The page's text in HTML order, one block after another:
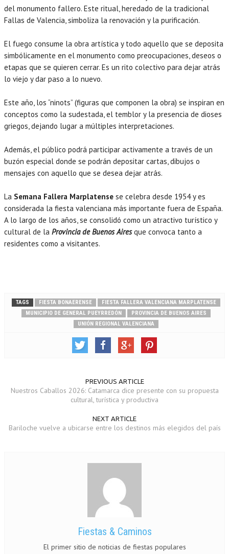
del monumento fallero. Este ritual, heredado de la tradicional
Fallas de Valencia, simboliza la renovación y la purificación.
El fuego consume la obra artística y todo aquello que se deposita
simbólicamente en el monumento como preocupaciones, deseos o
etapas que se quieren cerrar. Es un rito colectivo para dejar atrás
lo viejo y dar paso a lo nuevo.
Este año, los “ninots” (figuras que componen la obra) se inspiran en
conceptos como la sudestada, el temblor y la presencia de dioses
griegos, dejando lugar a múltiples interpretaciones.
Además, el público podrá participar activamente a través de un
buzón especial donde se podrán depositar cartas, dibujos o
mensajes con aquello que se desea dejar atrás.
La Semana Fallera Marplatense se celebra desde 1954 y es
considerada la fiesta valenciana más importante fuera de España.
A lo largo de los años, se consolidó como un atractivo turístico y
cultural de la Provincia de Buenos Airesque convoca tanto a
residentes como a visitantes.
TAGS FIESTA BONAERENSE
FIESTA FALLERA VALENCIANA MARPLATENSE
MUNICIPIO DE GENERAL PUEYRREDÓN
PROVINCIA DE BUENOS AIRES
UNIÓN REGIONAL VALENCIANA
PREVIOUS ARTICLE
Nuestros Caballos 2026: Catamarca dice presente con su propuesta
cultural, turística y productiva
NEXT ARTICLE
Bariloche vuelve a ubicarse entre los destinos más elegidos del país
Fiestas & Caminos
El primer sitio de noticias de fiestas populares